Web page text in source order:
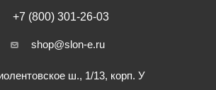
+7 (800) 301-26-03
shop@slon-e.ru
ш., 1/13, корп. У